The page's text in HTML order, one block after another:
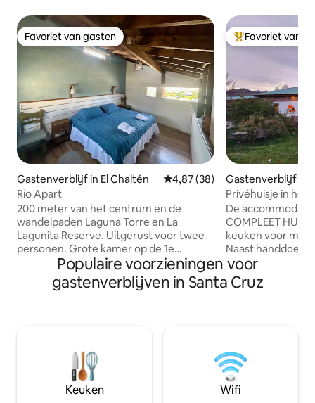
Favoriet van gasten
Favoriet van gasten
Gastenverblijf in El Chaltén Gemiddelde beoordeling van
4,87 (38)
Río Apart
200 meter van het centrum en de
wandelpaden Laguna Torre en La
Lagunita Reserve. Uitgerust voor twee
personen. Grote kamer op de 1e
verdieping, met 1 extra kingsize bed of 2
eenpersoonsbedden van anderhalve
vierkante meter. Eigen badkamer op de
waterfilter). Onbedekte parkeerplaats,
beddengoed, handdoeken en
verwarming. We promoten waterzorg
en afvalscheiding.
Topfavoriet van
Favoriet van
Gastenverblijf in
Privéhuisje in
De
COMPLEET
keuken voor
Naast
shampoo. Rustig hostel. 300m van het
busstation. El
ZELFBEDIENING
maximaal één
hebben 2
te ontmoeten!
Populaire voorzieningen voor
gastenverblijven in Santa Cruz
Keuken Wifi